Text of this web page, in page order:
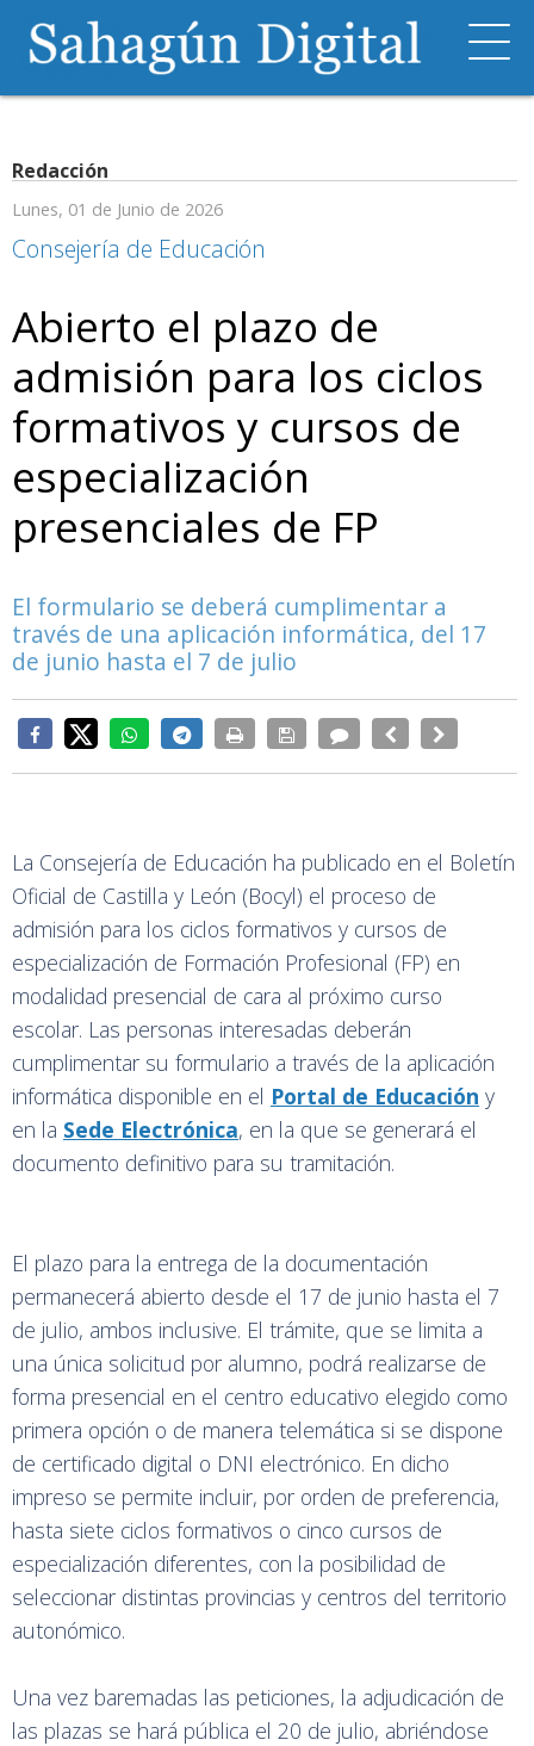
Redacción
Lunes, 01 de Junio de 2026
Consejería de Educación
Abierto el plazo de
admisión para los ciclos
formativos y cursos de
especialización
presenciales de FP
El formulario se deberá cumplimentar a
través de una aplicación informática, del 17
de junio hasta el 7 de julio
La Consejería de Educación ha publicado en el Boletín
Oficial de Castilla y León (Bocyl) el proceso de
admisión para los ciclos formativos y cursos de
especialización de Formación Profesional (FP) en
modalidad presencial de cara al próximo curso
escolar. Las personas interesadas deberán
cumplimentar su formulario a través de la aplicación
informática disponible en el Portal de Educación y
en la Sede Electrónica, en la que se generará el
documento definitivo para su tramitación.
El plazo para la entrega de la documentación
permanecerá abierto desde el 17 de junio hasta el 7
de julio, ambos inclusive. El trámite, que se limita a
una única solicitud por alumno, podrá realizarse de
forma presencial en el centro educativo elegido como
primera opción o de manera telemática si se dispone
de certificado digital o DNI electrónico. En dicho
impreso se permite incluir, por orden de preferencia,
hasta siete ciclos formativos o cinco cursos de
especialización diferentes, con la posibilidad de
seleccionar distintas provincias y centros del territorio
autonómico.
Una vez baremadas las peticiones, la adjudicación de
las plazas se hará pública el 20 de julio, abriéndose